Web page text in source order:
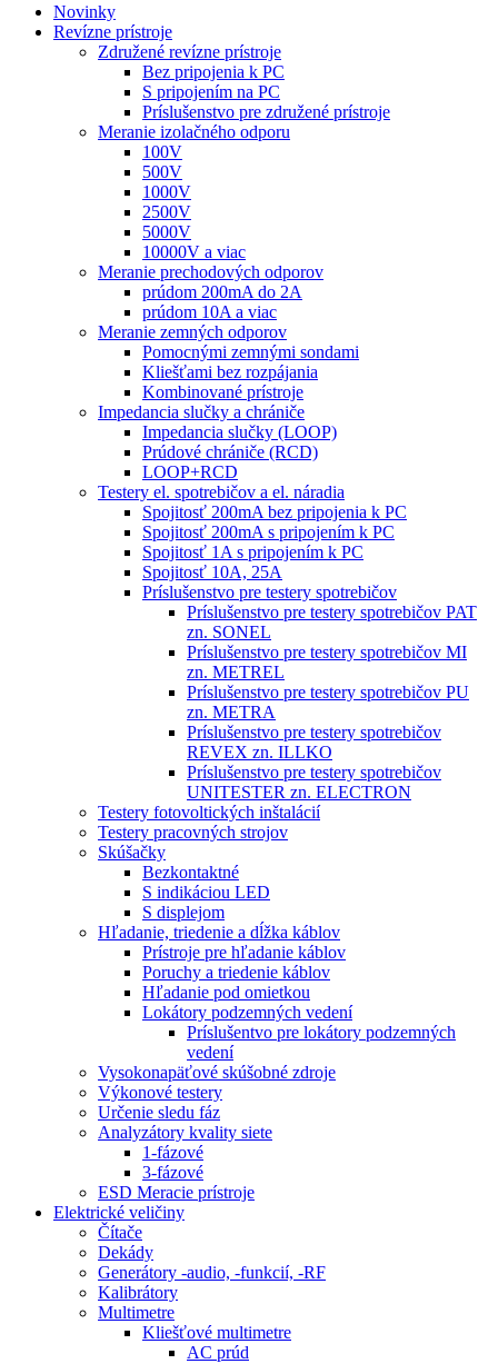
Novinky
Revízne prístroje
Združené revízne prístroje
Bez pripojenia k PC
S pripojením na PC
Príslušenstvo pre združené prístroje
Meranie izolačného odporu
100V
500V
1000V
2500V
5000V
10000V a viac
Meranie prechodových odporov
prúdom 200mA do 2A
prúdom 10A a viac
Meranie zemných odporov
Pomocnými zemnými sondami
Kliešťami bez rozpájania
Kombinované prístroje
Impedancia slučky a chrániče
Impedancia slučky (LOOP)
Prúdové chrániče (RCD)
LOOP+RCD
Testery el. spotrebičov a el. náradia
Spojitosť 200mA bez pripojenia k PC
Spojitosť 200mA s pripojením k PC
Spojitosť 1A s pripojením k PC
Spojitosť 10A, 25A
Príslušenstvo pre testery spotrebičov
Príslušenstvo pre testery spotrebičov PAT
zn. SONEL
Príslušenstvo pre testery spotrebičov MI
zn. METREL
Príslušenstvo pre testery spotrebičov PU
zn. METRA
Príslušenstvo pre testery spotrebičov
REVEX zn. ILLKO
Príslušenstvo pre testery spotrebičov
UNITESTER zn. ELECTRON
Testery fotovoltických inštalácií
Testery pracovných strojov
Skúšačky
Bezkontaktné
S indikáciou LED
S displejom
Hľadanie, triedenie a dĺžka káblov
Prístroje pre hľadanie káblov
Poruchy a triedenie káblov
Hľadanie pod omietkou
Lokátory podzemných vedení
Príslušentvo pre lokátory podzemných
vedení
Vysokonapäťové skúšobné zdroje
Výkonové testery
Určenie sledu fáz
Analyzátory kvality siete
1-fázové
3-fázové
ESD Meracie prístroje
Elektrické veličiny
Čítače
Dekády
Generátory -audio, -funkcií, -RF
Kalibrátory
Multimetre
Kliešťové multimetre
AC prúd